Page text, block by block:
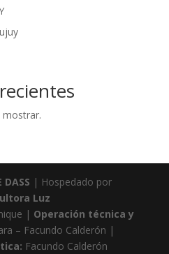
DASS | Hospedado por
Luz
| Operación técnica y
– Facundo Calderón |
Facundo Calderón